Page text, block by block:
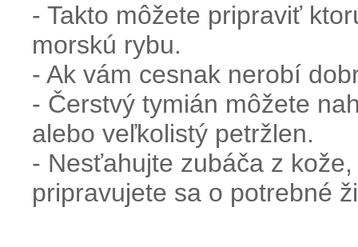
- Takto môžete pripraviť
morskú rybu.
- Ak vám cesnak nerobí
- Čerstvý tymián môžete
alebo veľkolistý petržlen.
- Nesťahujte zubáča z
pripravujete sa o potrebné